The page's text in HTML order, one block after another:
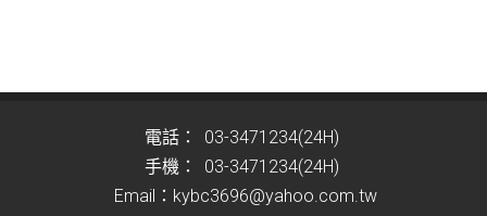
電話：
03-3471234(24H)
手機：
03-3471234(24H)
Email： kybc3696@yahoo.com.tw